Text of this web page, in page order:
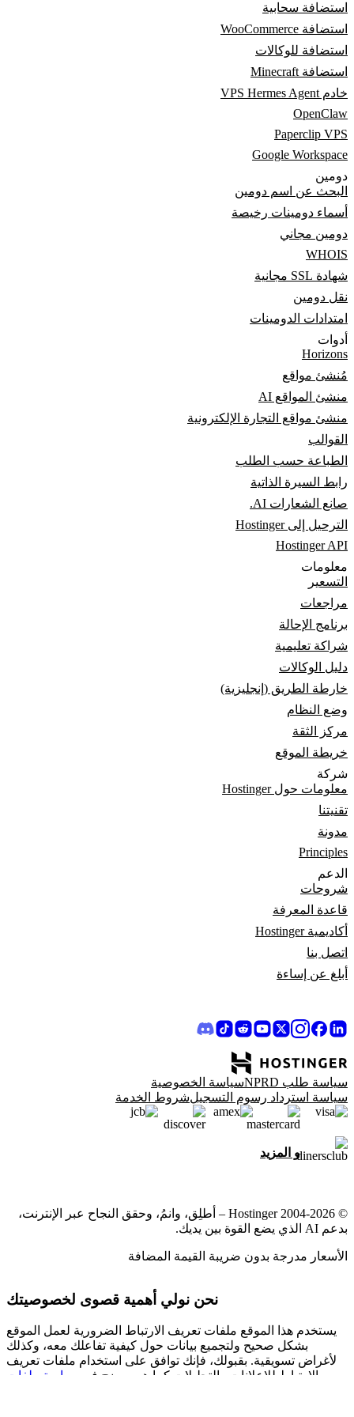
استضافة سحابية
استضافة WooCommerce
استضافة للوكالات
استضافة Minecraft
خادم VPS Hermes Agent
OpenClaw
Paperclip VPS
Google Workspace
دومين
البحث عن اسم دومين
أسماء دومينات رخيصة
دومين مجاني
WHOIS
شهادة SSL مجانية
نقل دومين
امتدادات الدومينات
أدوات
Horizons
مُنشئ مواقع
منشئ المواقع AI
منشئ مواقع التجارة الإلكترونية
القوالب
الطباعة حسب الطلب
رابط السيرة الذاتية
صانع الشعارات AI.
الترحيل إلى Hostinger
Hostinger API
معلومات
التسعير
مراجعات
برنامج الإحالة
شراكة تعليمية
دليل الوكالات
خارطة الطريق (إنجليزية)
وضع النظام
مركز الثقة
خريطة الموقع
شركة
معلومات حول Hostinger
تقنيتنا
مدونة
Principles
الدعم
شروحات
قاعدة المعرفة
أكاديمية Hostinger
اتصل بنا
أبلغ عن إساءة
سياسة طلب NPRD
سياسة الخصوصية
سياسة استرداد رسوم التسجيلشروط الخدمة
و المزيد
© 2004-2026 Hostinger – أطلِق، وانمُ، وحقق النجاح عبر الإنترنت،
بدعم AI الذي يضع القوة بين يديك.
الأسعار مدرجة بدون ضريبة القيمة المضافة
نحن نولي أهمية قصوى لخصوصيتك
يستخدم هذا الموقع ملفات تعريف الارتباط الضرورية لعمل الموقع
بشكل صحيح ولتجميع بيانات حول كيفية تفاعلك معه، وكذلك
لأغراض تسويقية. بقبولك، فإنك توافق على استخدام ملفات تعريف
الارتباط للإعلانات والتحليلات كما هو موضح في
سياسة ملفات